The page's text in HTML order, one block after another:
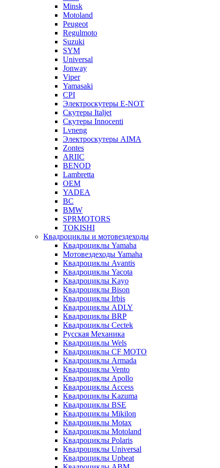
Minsk
Motoland
Peugeot
Regulmoto
Suzuki
SYM
Universal
Jonway
Viper
Yamasaki
CPI
Электроскутеры E-NOT
Скутеры Italjet
Скутеры Innocenti
Lvneng
Электроскутеры AIMA
Zontes
ARIIC
BENOD
Lambretta
OEM
YADEA
BC
BMW
SPRMOTORS
TOKISHI
Квадроциклы и мотовездеходы
Квадроциклы Yamaha
Мотовездеходы Yamaha
Квадроциклы Avantis
Квадроциклы Yacota
Квадроциклы Kayo
Квадроциклы Bison
Квадроциклы Irbis
Квадроциклы ADLY
Квадроциклы BRP
Квадроциклы Cectek
Русская Механика
Квадроциклы Wels
Квадроциклы CF MOTO
Квадроциклы Armada
Квадроциклы Vento
Квадроциклы Apollo
Квадроциклы Access
Квадроциклы Kazuma
Квадроциклы BSE
Квадроциклы Mikilon
Квадроциклы Motax
Квадроциклы Motoland
Квадроциклы Polaris
Квадроциклы Universal
Квадроциклы Upbeat